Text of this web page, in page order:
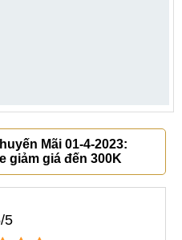
Mãi 01-4-2023:
giảm giá đến 300K
5